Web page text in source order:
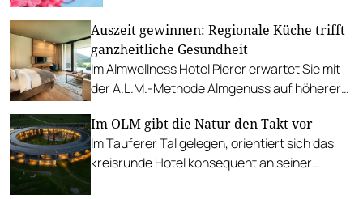
Auszeit gewinnen: Regionale Küche trifft
ganzheitliche Gesundheit
Im Almwellness Hotel Pierer erwartet Sie mit
der A.L.M.-Methode Almgenuss auf höherer
Personen inkl. Halbpension.
Im OLM gibt die Natur den Takt vor
Im Tauferer Tal gelegen, orientiert sich das
kreisrunde Hotel konsequent an seiner